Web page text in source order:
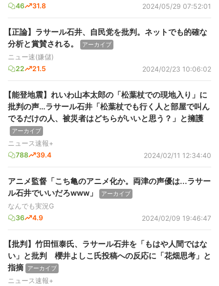
46
31.8 2024/05/29 07:52:01
【正論】ラサール石井、自民党を批判。ネットでも的確な
分析と賞賛される。
アーカイブ
ニュー速(嫌儲)
22
21.5 2024/02/23 10:06:02
【能登地震】れいわ山本太郎の「松葉杖での現地入り」に
批判の声…ラサール石井「松葉杖でも行く人と部屋で叫ん
でるだけの人、被災者はどちらがいいと思う？」と擁護
アーカイブ
ニュース速報+
788
39.4 2024/02/11 12:34:40
アニメ監督「こち亀のアニメ化か。両津の声優は...ラサー
ル石井でいいだろwww」
アーカイブ
なんでも実況G
36
4.9 2024/02/09 19:46:47
【批判】竹田恒泰氏、ラサール石井を「もはや人間ではな
い」と批判 櫻井よしこ氏投稿への反応に「花畑思考」と
指摘 アーカイブ
ニュース速報+